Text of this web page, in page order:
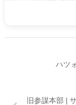
ハツ
旧参謀本部 |